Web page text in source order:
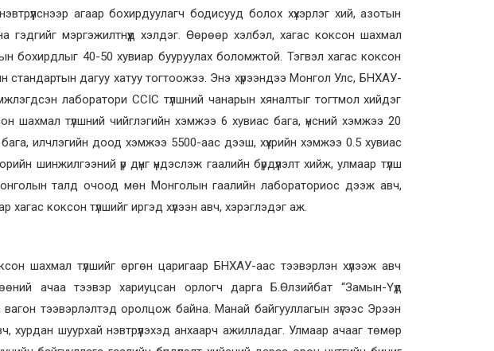
агаар бохирдуулагч бодисууд болох хүхэрлэг хий, азотын
мэргэжилтнүүд хэлдэг. Өөрөөр хэлбэл, хагас коксон шахмал
бохирдлыг 40-50 хувиар бууруулах боломжтой. Тэгвэл хагас коксон
стандартын дагуу хатуу тогтоожээ. Энэ хүрээндээ Монгол Улс, БНХАУ-
лаборатори CCIC түлшний чанарын хяналтыг тогтмол хийдэг
шахмал түлшний чийглэгийн хэмжээ 6 хувиас бага, үнсний хэмжээ 20
илчлэгийн доод хэмжээ 5500-аас дээш, хүхрийн хэмжээ 0.5 хувиас
шинжилгээний үр дүнг үндэслэж гаалийн бүрдүүлэлт хийж, улмаар түлш
талд очоод мөн Монголын гаалийн лабораториос дээж авч,
коксон түлшийг иргэд хүлээн авч, хэрэглэдэг аж.
шахмал түлшийг өргөн царигаар БНХАУ-аас тээвэрлэн хүлээж авч
ачаа тээвэр хариуцсан орлогч дарга Б.Өлзийбат “Замын-Үүд
тээвэрлэлтэд оролцож байна. Манай байгууллагын зүгээс Эрээн
хурдан шуурхай нэвтрүүлэхэд анхаарч ажилладаг. Улмаар ачааг төмөр